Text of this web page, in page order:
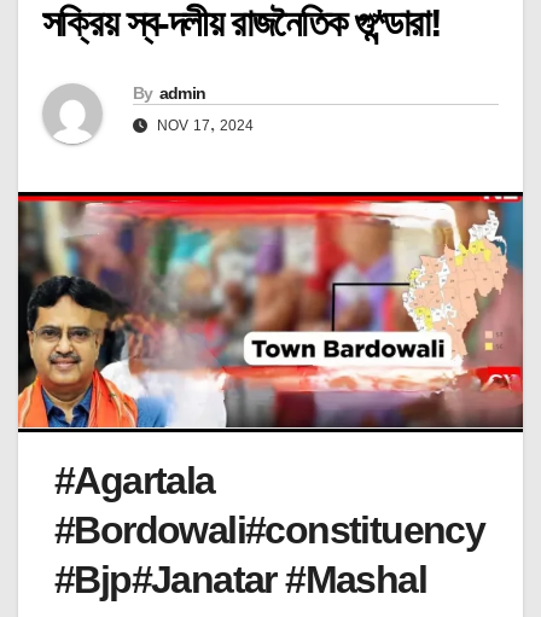
সক্রিয় স্ব-দলীয় রাজনৈতিক গু*ন্ডারা!
By admin
NOV 17, 2024
#Agartala
#Bordowali#constituency
#Bjp#Janatar #Mashal